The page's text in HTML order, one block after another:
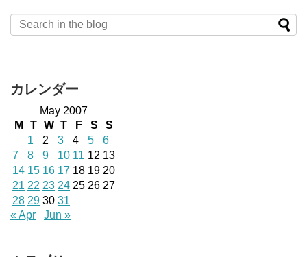
カレンダー
May 2007
M
T W T F S
S
1
2 3 4 5
6
7
8 9 10 11 12 13
14 15 16 17 18 19 20
21 22 23 24 25 26 27
28 29 30 31
« Apr
Jun »